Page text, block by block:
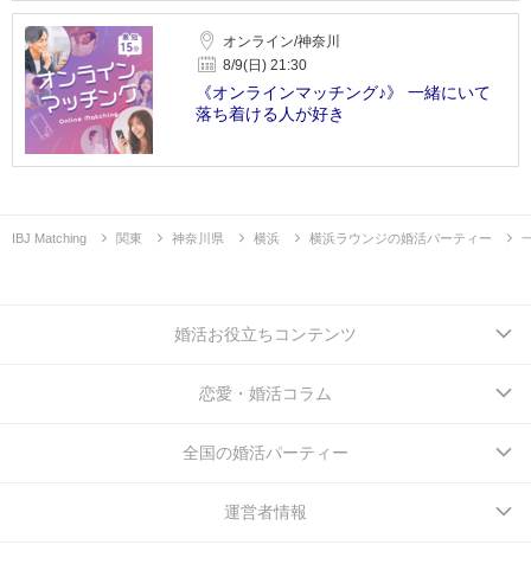
オンライン/神奈川
8/9(日) 21:30
《オンラインマッチング♪》 一緒にいて
落ち着ける人が好き
IBJ Matching 関東 神奈川県 横浜 横浜ラウンジの婚活パーティー
婚活お役立ちコンテンツ
恋愛・婚活コラム
全国の婚活パーティー
運営者情報